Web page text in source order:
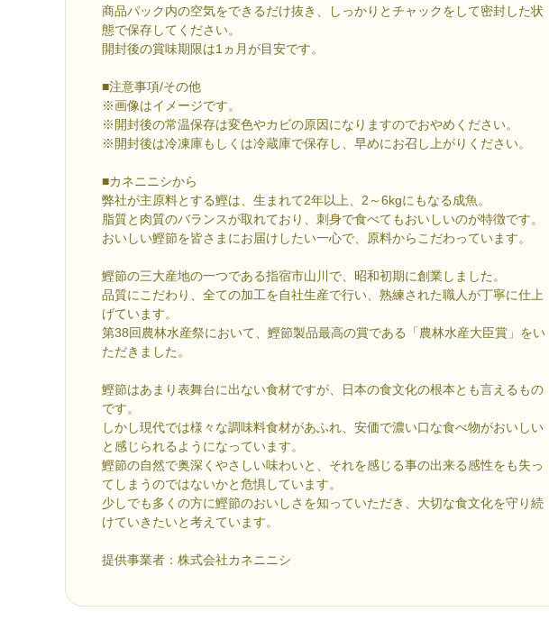
商品パック内の空気をできるだけ抜き、しっかりとチャックをして密封した状
態で保存してください。
開封後の賞味期限は1ヵ月が目安です。
■注意事項/その他
※画像はイメージです。
※開封後の常温保存は変色やカビの原因になりますのでおやめください。
※開封後は冷凍庫もしくは冷蔵庫で保存し、早めにお召し上がりください。
■カネニニシから
弊社が主原料とする鰹は、生まれて2年以上、2～6kgにもなる成魚。
脂質と肉質のバランスが取れており、刺身で食べてもおいしいのが特徴です。
おいしい鰹節を皆さまにお届けしたい一心で、原料からこだわっています。
鰹節の三大産地の一つである指宿市山川で、昭和初期に創業しました。
品質にこだわり、全ての加工を自社生産で行い、熟練された職人が丁寧に仕上
げています。
第38回農林水産祭において、鰹節製品最高の賞である「農林水産大臣賞」をい
ただきました。
鰹節はあまり表舞台に出ない食材ですが、日本の食文化の根本とも言えるもの
です。
しかし現代では様々な調味料食材があふれ、安価で濃い口な食べ物がおいしい
と感じられるようになっています。
鰹節の自然で奥深くやさしい味わいと、それを感じる事の出来る感性をも失っ
てしまうのではないかと危惧しています。
少しでも多くの方に鰹節のおいしさを知っていただき、大切な食文化を守り続
けていきたいと考えています。
提供事業者：株式会社カネニニシ